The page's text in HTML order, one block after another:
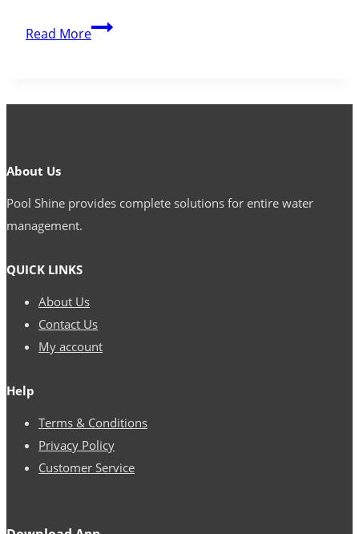
Dasjenige
Read MorePin-
É
Código
About Us
Pool Shine provides complete solutions for entire water
management.
QUICK LINKS
About Us
Contact Us
My account
Help
Terms & Conditions
Privacy Policy
Customer Service